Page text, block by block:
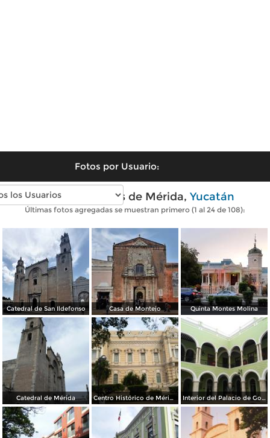
Fotos por Usuario:
Fotos modernas de Mérida, Yucatán
Últimas fotos agregadas se muestran primero (1 al 24 de 108):
Catedral de San Ildefonso Casa de Montejo Quinta Montes Molina
Catedral de Mérida Centro Histórico de Mérida Interior del Palacio de Gobierno